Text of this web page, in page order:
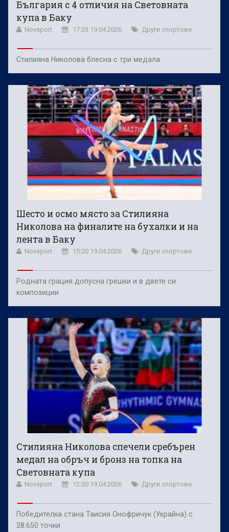
България с 4 отличия на Световната
купа в Баку
Novsport 17:33 19.04.2026 Други спортове
Стилияна Николова блесна с три медала
Шесто и осмо място за Стилияна
Николова на финалите на бухалки и на
лента в Баку
Novsport 15:20 19.04.2026 Други спортове
Родната грация допусна грешки и в двете си
композиции
Стилияна Николова спечели сребърен
медал на обръч и бронз на топка на
Световната купа
Novsport 12:30 19.04.2026 Други спортове
Победителка стана Таисия Онофричук (Украйна) с
28.650 точки